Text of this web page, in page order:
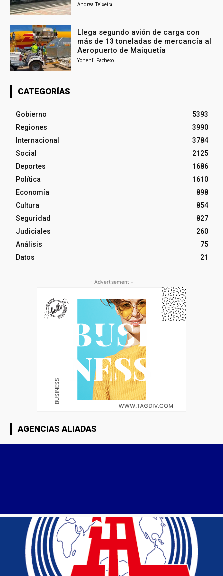
Andrea Teixeira
Llega segundo avión de carga con
más de 13 toneladas de mercancía al
Aeropuerto de Maiquetía
Yohenli Pacheco
CATEGORÍAS
Gobierno
5393
Regiones
3990
Internacional
3784
Social
2125
Deportes
1686
Política
1610
Economía
898
Cultura
854
Seguridad
827
Judiciales
260
Análisis
75
Datos
21
- Advertisement -
AGENCIAS ALIADAS